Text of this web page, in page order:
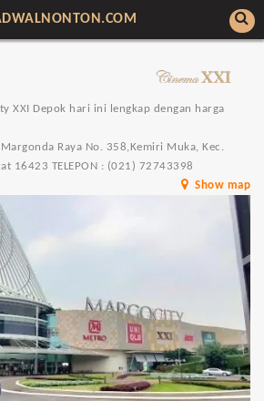
XXI Depok hari ini lengkap dengan harga
Raya No. 358,Kemiri Muka, Kec.
16423 TELEPON : (021) 72743398
Show map